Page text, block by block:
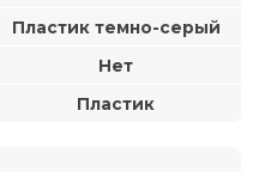
Пластик темно-серый
Нет
Пластик